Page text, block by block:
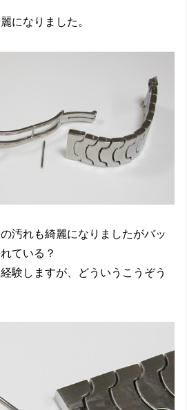
になりました。
汚れも綺麗になりましたがバッ
ている？
験しますが、どういうこうぞう